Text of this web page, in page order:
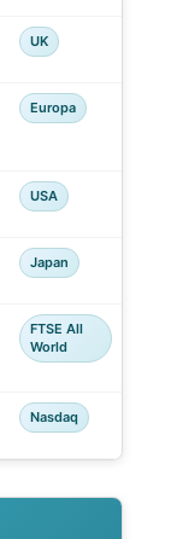
UK
Europa
USA
Japan
FTSE All
World
Nasdaq